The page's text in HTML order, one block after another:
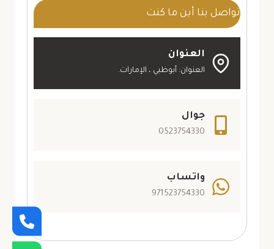
منازل
ابوظبي
تواصل بنا أين ما كنت
العنوان
العنوان: أبوظبي ، الإمارات.
جوال
0523754330
واتساب
971523754330